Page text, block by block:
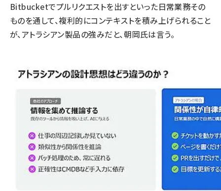
Bitbucketでプルリクエストを出すといった日常業務その
ものを通して、複利的にコンテキストを積み上げられること
が、アトラシアン製品の強みだと、朝岡氏は言う。